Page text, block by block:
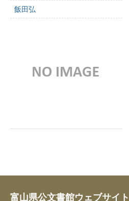
飯田弘
富山県公文書館ウェブサイト